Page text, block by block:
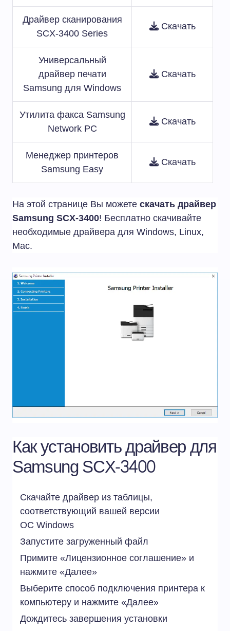
Драйвер сканирования
SCX-3400 Series
Скачать
Универсальный
драйвер печати
Samsung для Windows
Скачать
Утилита факса Samsung
Network PC
Скачать
Менеджер принтеров
Samsung Easy
Скачать
На этой странице Вы можете скачать драйвер
Samsung SCX-3400! Бесплатно скачивайте
необходимые драйвера для Windows, Linux,
Mac.
Как установить драйвер для
Samsung SCX-3400
Скачайте драйвер из таблицы,
соответствующий вашей версии
ОС Windows
Запустите загруженный файл
Примите «Лицензионное соглашение» и
нажмите «Далее»
Выберите способ подключения принтера к
компьютеру и нажмите «Далее»
Дождитесь завершения установки